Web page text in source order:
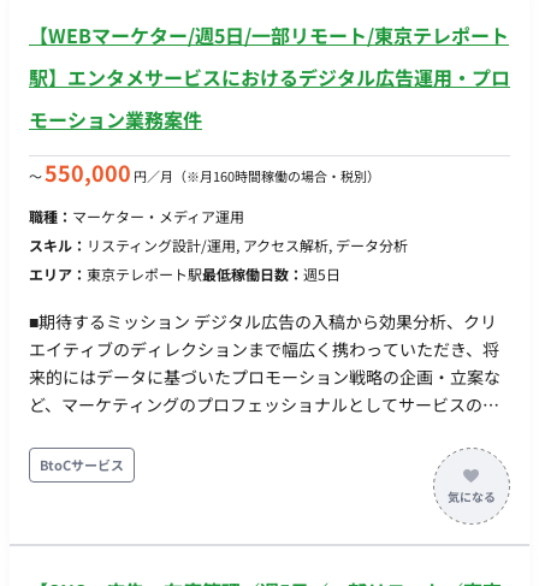
・事業オーナー ・マーケ人材として1名（今回募集）がマーケ
領域をリード ・エンジニア・PdMと連携してサービスサイト改
分析 2. toBマーケ施策の優先順位付け・計画策定 3. 施策実行
（コンテンツ・SEO・広告・イベント等） 4. 効果測定・改善サ
イクルの確立 5. 有料転換・アップセル施策の設計・実行 6. AI活
用 生成AI等を活用した業務効率化およびクリエイティブの質の
向上へのチャレンジ ■働き方 ・開始日：2026年9月 ・フルリモ
ート可 ・フレックス稼働OK ・週100時間稼働～からOK ・PC貸
【WEBマーケター/週5日/一部リモート/東京テレポート
駅】エンタメサービスにおけるデジタル広告運用・プロ
モーション業務案件
〜550,000 円／月 （※月160時間稼働の場合・税別）
職種： マーケター・メディア運用
スキル： リスティング設計/運用, アクセス解析, データ分析
エリア： 東京テレポート駅最低稼働日数： 週5日
■期待するミッション デジタル広告の入稿から効果分析、クリ
エイティブのディレクションまで幅広く携わっていただき、将
来的にはデータに基づいたプロモーション戦略の企画・立案な
ど、マーケティングのプロフェッショナルとしてサービスのグ
（業務範囲） まずはご経験に応じて、以下のサポート業務から
お任せします。 ・デジタル広告（SNS広告、SEM、アプリ広告
等）の入稿、日々の進捗管理、レポーティング ・広告クリエイ
ティブ（バナー・動画）の制作ディレクション、効果分析 ・各
BtoCサービス